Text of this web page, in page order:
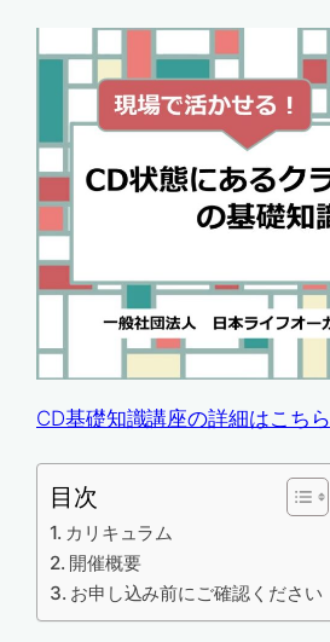
CD基礎知識講座の詳細はこちら
目次
カリキュラム
開催概要
お申し込み前にご確認ください